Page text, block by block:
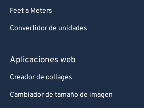
Feet a Meters
Convertidor de unidades
Aplicaciones web
Creador de collages
Cambiador de tamaño de imagen